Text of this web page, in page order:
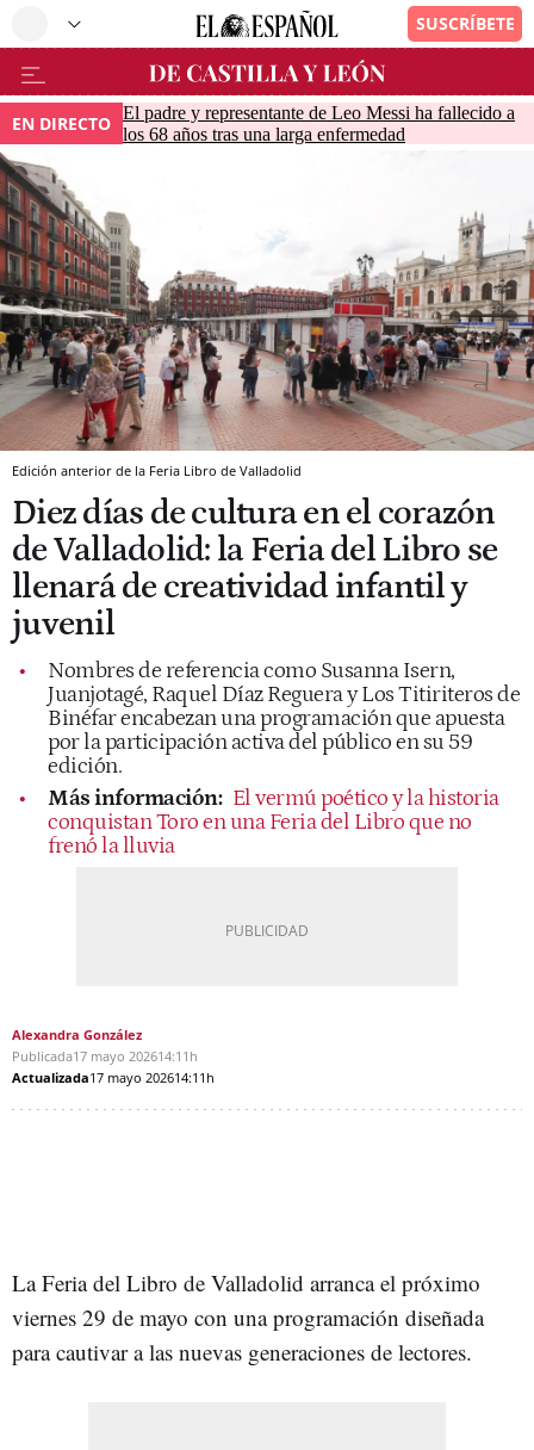
EN DIRECTO El padre y representante de Leo Messi ha fallecido a
los 68 años tras una larga enfermedad
Edición anterior de la Feria Libro de Valladolid
Diez días de cultura en el corazón
de Valladolid: la Feria del Libro se
llenará de creatividad infantil y
juvenil
Nombres de referencia como Susanna Isern,
Juanjotagé, Raquel Díaz Reguera y Los Titiriteros de
Binéfar encabezan una programación que apuesta
por la participación activa del público en su 59
edición.
Más información: El vermú poético y la historia
conquistan Toro en una Feria del Libro que no
frenó la lluvia
Alexandra González
Publicada17 mayo 202614:11h
Actualizada17 mayo 202614:11h
La Feria del Libro de Valladolid arranca el próximo
viernes 29 de mayo con una programación diseñada
para cautivar a las nuevas generaciones de lectores.